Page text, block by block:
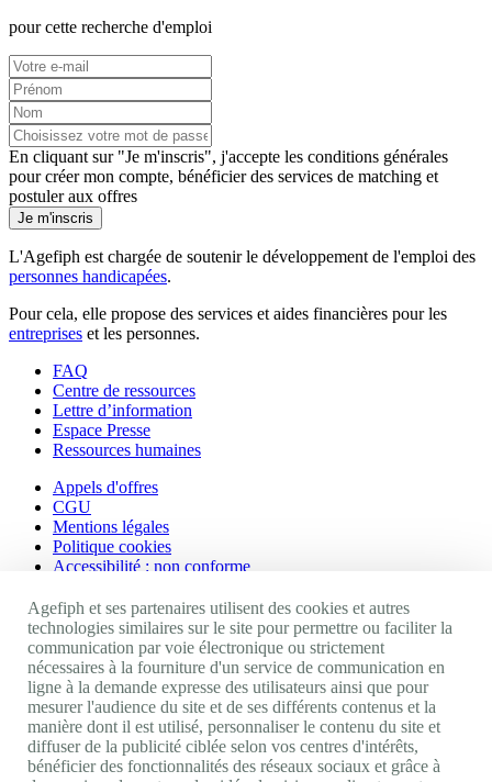
pour cette recherche d'emploi
En cliquant sur "Je m'inscris", j'accepte les conditions générales
pour créer mon compte, bénéficier des services de matching et
postuler aux offres
Je m'inscris
L'Agefiph est chargée de soutenir le développement de l'emploi des
personnes handicapées.
Pour cela, elle propose des services et aides financières pour les
entreprises et les personnes.
FAQ
Centre de ressources
Lettre d’information
Espace Presse
Ressources humaines
Appels d'offres
CGU
Mentions légales
Politique cookies
Accessibilité : non conforme
Nos autres sites
Site portail Agefiph
Activateur de progrès
Handinnov
Innovation et recherche
Université du RRH
Service AppuiPro
Agefiph et ses partenaires utilisent des cookies et autres
technologies similaires sur le site pour permettre ou faciliter la
communication par voie électronique ou strictement
nécessaires à la fourniture d'un service de communication en
ligne à la demande expresse des utilisateurs ainsi que pour
mesurer l'audience du site et de ses différents contenus et la
manière dont il est utilisé, personnaliser le contenu du site et
diffuser de la publicité ciblée selon vos centres d'intérêts,
bénéficier des fonctionnalités des réseaux sociaux et grâce à